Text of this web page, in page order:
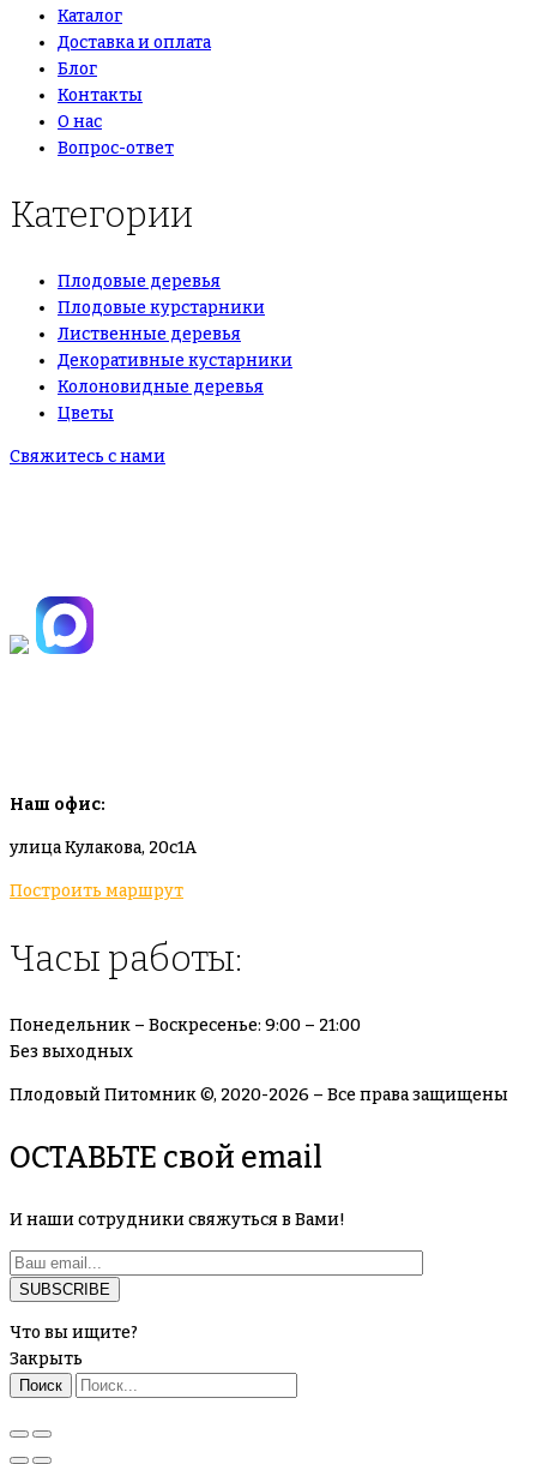
Каталог
Доставка и оплата
Блог
Контакты
О нас
Вопрос-ответ
Категории
Плодовые деревья
Плодовые курстарники
Лиственные деревья
Декоративные кустарники
Колоновидные деревья
Цветы
Свяжитесь с нами
Наш офис:
улица Кулакова, 20с1А
Построить маршрут
Часы работы:
Понедельник – Воскресенье: 9:00 – 21:00
Без выходных
Плодовый Питомник ©, 2020-2026 – Все права защищены
ОСТАВЬТЕ свой email
И наши сотрудники свяжуться в Вами!
Что вы ищите?
Закрыть
Поиск